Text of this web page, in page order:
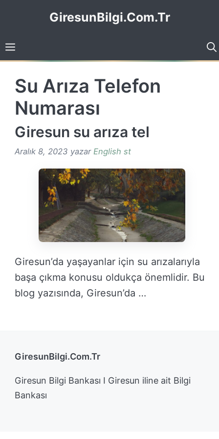
GiresunBilgi.Com.Tr
Su Arıza Telefon
Numarası
Giresun su arıza tel
Aralık 8, 2023 yazar English st
Giresun’da yaşayanlar için su arızalarıyla
başa çıkma konusu oldukça önemlidir. Bu
blog yazısında, Giresun’da …
GiresunBilgi.Com.Tr
Giresun Bilgi Bankası I Giresun iline ait Bilgi
Bankası